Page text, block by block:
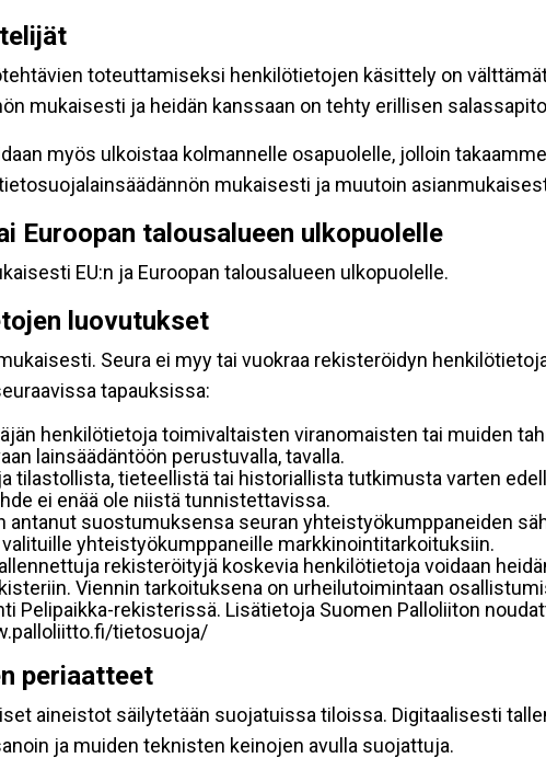
toteuttamiseksi henkilötietojen käsittely on
mukaisesti ja heidän kanssaan on tehty erillisen
myös ulkoistaa kolmannelle osapuolelle, jolloin
mukaisesti ja muutoin
Euroopan talousalueen ulkopuolelle
EU:n ja Euroopan talousalueen ulkopuolelle.
luovutukset
Seura ei myy tai vuokraa rekisteröidyn
tapauksissa:
henkilötietoja toimivaltaisten viranomaisten tai muiden
lainsäädäntöön perustuvalla, tavalla.
tilastollista, tieteellistä tai historiallista tutkimusta varten
ei enää ole niistä tunnistettavissa.
antanut suostumuksensa seuran yhteistyökumppaneiden
yhteistyökumppaneille markkinointitarkoituksiin.
rekisteröityjä koskevia henkilötietoja voidaan
Viennin tarkoituksena on urheilutoimintaan
Pelipaikka-rekisterissä. Lisätietoja Suomen Palloliiton
tietosuoja/
periaatteet
aineistot säilytetään suojatuissa tiloissa. Digitaalisesti
ja muiden teknisten keinojen avulla suojattuja.